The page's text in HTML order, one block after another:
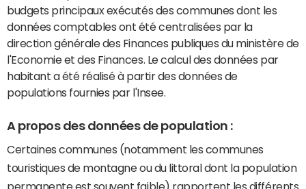
budgets principaux exécutés des communes dont les
données comptables ont été centralisées par la
direction générale des Finances publiques du ministère de
l'Economie et des Finances. Le calcul des données par
habitant a été réalisé à partir des données de
populations fournies par l'Insee.
A propos des données de population :
Certaines communes (notamment les communes
touristiques de montagne ou du littoral dont la population
permanente est souvent faible) rapportent les différents